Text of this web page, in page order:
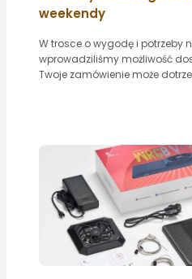
weekendy
W trosce o wygodę i potrzeby
wprowadziliśmy możliwość
Twoje zamówienie może